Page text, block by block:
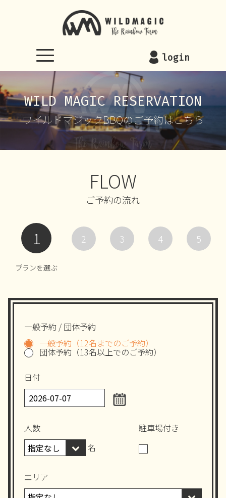
login
WILD MAGIC RESERVATION
ワイルドマジックBBQのご予約はこちら
FLOW
ご予約の流れ
1
プランを選ぶ
2 3 4 5
一般予約 / 団体予約
一般予約（12名までのご予約）
団体予約（13名以上でのご予約）
日付
人数
名
駐車場付き
エリア